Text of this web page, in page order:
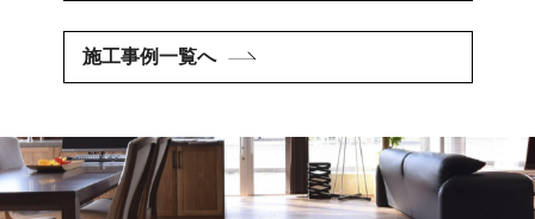
施工事例一覧へ